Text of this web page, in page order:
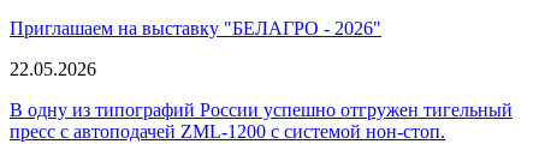
Приглашаем на выставку "БЕЛАГРО - 2026"
22.05.2026
В одну из типографий России успешно отгружен тигельный
пресс с автоподачей ZML-1200 с системой нон-стоп.